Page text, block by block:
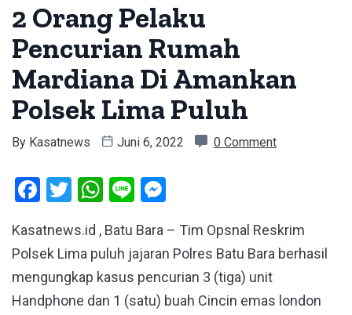
2 Orang Pelaku
Pencurian Rumah
Mardiana Di Amankan
Polsek Lima Puluh
By Kasatnews Juni 6, 2022 0 Comment
Facebook
Twitter
WhatsApp
Line
Kasatnews.id , Batu Bara – Tim Opsnal Reskrim
Polsek Lima puluh jajaran Polres Batu Bara berhasil
mengungkap kasus pencurian 3 (tiga) unit
Handphone dan 1 (satu) buah Cincin emas london